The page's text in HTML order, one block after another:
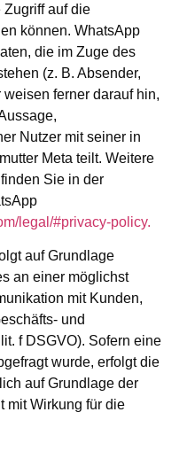
Zugriff auf die
können. WhatsApp
die im Zuge des
(z. B. Absender,
ferner darauf hin,
Nutzer mit seiner in
Meta teilt. Weitere
Sie in der
legal/#privacy-policy.
auf Grundlage
an einer möglichst
mit Kunden,
und
f DSGVO). Sofern eine
wurde, erfolgt die
auf Grundlage der
mit Wirkung für die